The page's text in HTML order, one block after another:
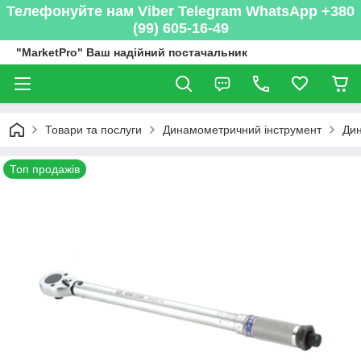
Телефонуйте нам Viber Telegram WhatsApp +380
(99) 605-16-49
"MarketPro" Ваш надійний постачальник
Товари та послуги Динамометричний інструмент
Топ продажів